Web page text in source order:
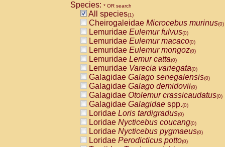
CebidaeCebus capucinus
CebidaeCebus nigrivittatus
CebidaeCebus spp.(0)
CebidaeSaimiri boliviensis(0)
CebidaeSaimiri sciureus(0)
AtelidaeAlouatta caraya(0)
AtelidaeAlouatta fusca(0)
AtelidaeAlouatta seniculus(0)
AtelidaeAlouattaspp.(0)
AtelidaeAteles belzebuth(0)
AtelidaeAteles geoffroyi(0)
AtelidaeAteles paniscus(0)
AtelidaeAtelesspp.(0)
AtelidaeLagothrix lagothricha(0)
AtelidaeLagothrix lagothricha cana
PitheciidaeCacajao calvus
Species: * OR search
All species(1)
Cheirogaleidae Microcebus murinus(0)
Lemuridae Eulemur fulvus(0)
Lemuridae Eulemur macaco(0)
Lemuridae Eulemur mongoz(0)
Lemuridae Lemur catta(0)
Lemuridae Varecia variegata(0)
Galagidae Galago senegalensis(0)
Galagidae Galago demidovii(0)
Galagidae Otolemur crassicaudatus(0)
Galagidae Galagidae spp.(0)
Loridae Loris tardigradus(0)
Loridae Nycticebus coucang(0)
Loridae Nycticebus pygmaeus(0)
Loridae Perodicticus potto(0)